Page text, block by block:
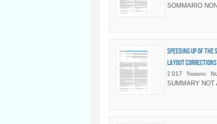
SOMMARIO
Speeding up of
layout corrections
2 017 Numero:
SUMMARY NOT